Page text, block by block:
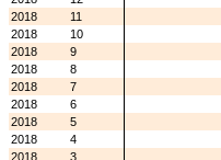
2018
11
2018
10
2018
9
2018
8
2018
7
2018
6
2018
5
2018
4
2018
3